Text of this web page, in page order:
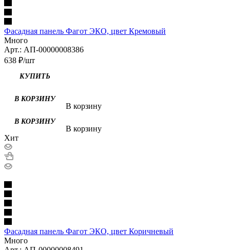
Фасадная панель Фагот ЭКО, цвет Кремовый
Много
Арт.: АП-00000008386
638 ₽/шт
В корзину
В корзину
Хит
Фасадная панель Фагот ЭКО, цвет Коричневый
Много